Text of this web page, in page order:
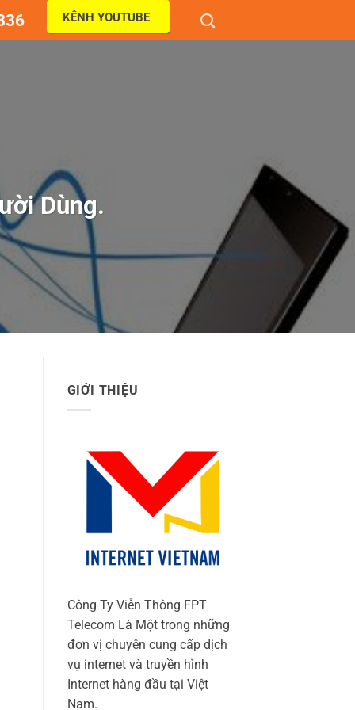
KÊNH YOUTUBE
Dùng.
GIỚI THIỆU
Công Ty Viễn Thông FPT
Telecom Là Một trong những
đơn vị chuyên cung cấp dịch
vụ internet và truyền hình
Internet hàng đầu tại Việt
Nam.